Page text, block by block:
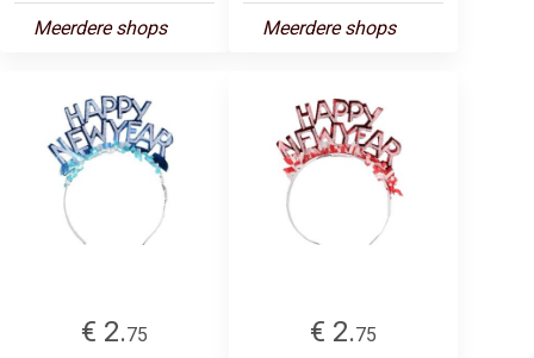
Meerdere shops
Meerdere shops
€ 2.75
€ 2.75